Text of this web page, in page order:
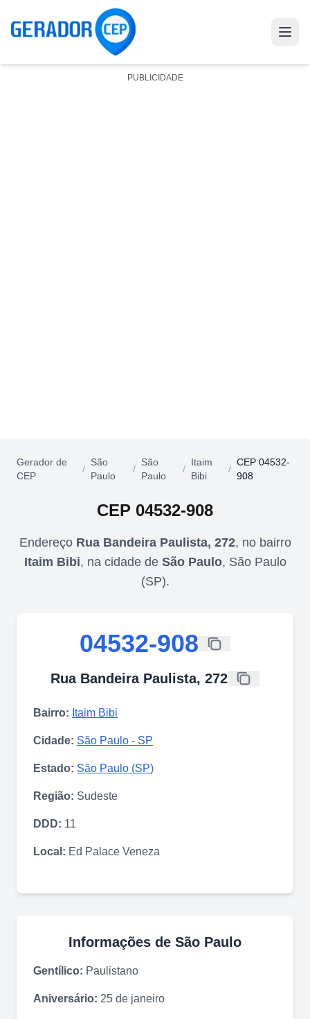
PUBLICIDADE
Gerador de
CEP
/
São
Paulo
/
São
Paulo
/
Itaim
Bibi
/
CEP 04532-
908
CEP 04532-908
Endereço Rua Bandeira Paulista, 272, no bairro
Itaim Bibi, na cidade de São Paulo, São Paulo
(SP).
04532-908
Rua Bandeira Paulista, 272
Bairro: Itaim Bibi
Cidade: São Paulo - SP
Estado: São Paulo (SP)
Região: Sudeste
DDD: 11
Local: Ed Palace Veneza
Informações de São Paulo
Gentílico: Paulistano
Aniversário: 25 de janeiro